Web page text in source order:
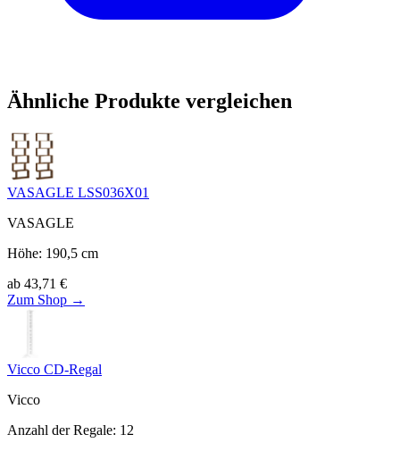
Ähnliche Produkte vergleichen
VASAGLE LSS036X01
VASAGLE
Höhe: 190,5 cm
ab 43,71 €
Zum Shop →
Vicco CD-Regal
Vicco
Anzahl der Regale: 12